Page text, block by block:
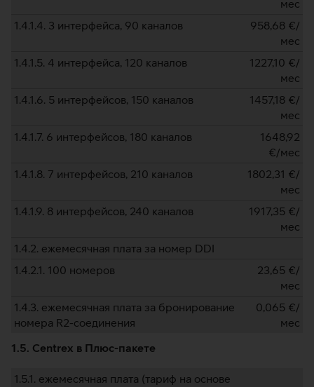
мес
1.4.1.4. 3 интерфейса, 90 каналов
958,68 €/
мес
1.4.1.5. 4 интерфейса, 120 каналов
1227,10 €/
мес
1.4.1.6. 5 интерфейсов, 150 каналов
1457,18 €/
мес
1.4.1.7. 6 интерфейсов, 180 каналов
1648,92
€/мес
1.4.1.8. 7 интерфейсов, 210 каналов
1802,31 €/
мес
1.4.1.9. 8 интерфейсов, 240 каналов
1917,35 €/
мес
1.4.2. ежемесячная плата за номер DDI
1.4.2.1. 100 номеров
23,65 €/
мес
1.4.3. ежемесячная плата за бронирование
номера R2-соединения
0,065 €/
мес
1.5. Centrex в Плюс-пакете
1.5.1. ежемесячная плата (тариф на основе